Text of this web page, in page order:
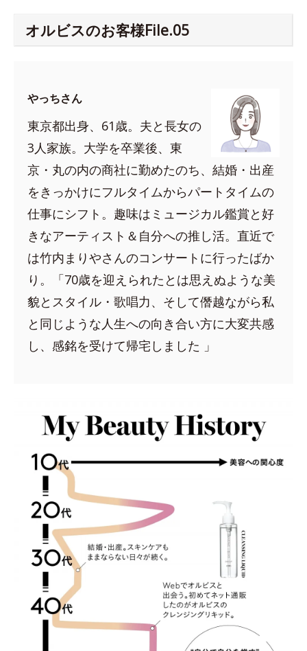
オルビスのお客様File.05
やっちさん
東京都出身、61歳。夫と長女の
3人家族。大学を卒業後、東
京・丸の内の商社に勤めたのち、結婚・出産
をきっかけにフルタイムからパートタイムの
仕事にシフト。趣味はミュージカル鑑賞と好
きなアーティスト＆自分への推し活。直近で
は竹内まりやさんのコンサートに行ったばか
り。「70歳を迎えられたとは思えぬような美
貌とスタイル・歌唱力、そして僭越ながら私
と同じような人生への向き合い方に大変共感
し、感銘を受けて帰宅しました 」